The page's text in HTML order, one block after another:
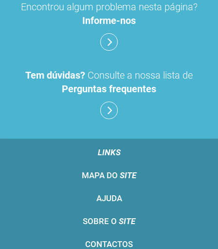
Encontrou algum problema nesta página?
Informe-nos
Tem dúvidas? Consulte a nossa lista de
Perguntas frequentes
LINKS
MAPA DO SITE
AJUDA
SOBRE O SITE
CONTACTOS